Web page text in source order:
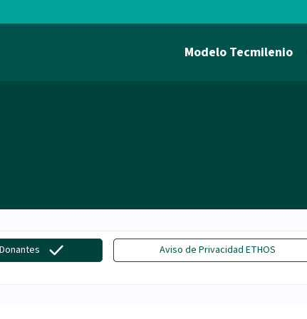
Modelo Tecmilenio
Aviso de Privacidad ETHOS